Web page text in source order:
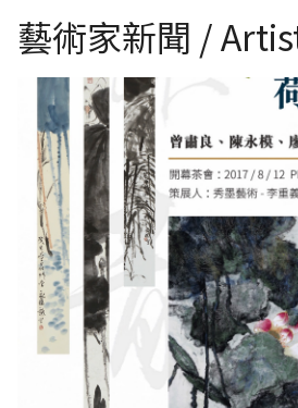
藝術家新聞 /
荷韻–曾肅良、陳永模、廖素真三人聯展